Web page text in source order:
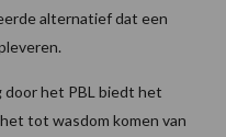
alternatief dat een
door het PBL biedt het
tot wasdom komen van